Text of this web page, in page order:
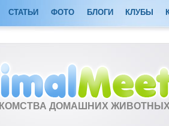
СТАТЬИ ФОТО БЛОГИ КЛУБЫ
ДОМАШНИХ